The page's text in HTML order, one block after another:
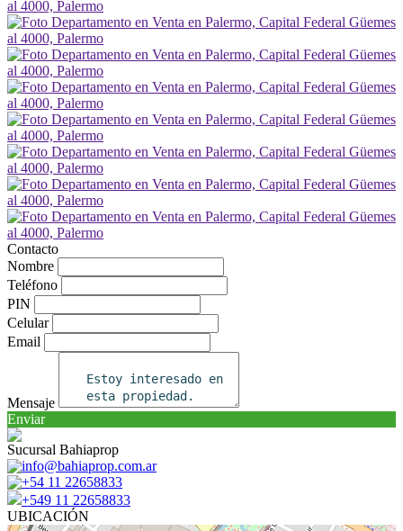
Contacto
Nombre
Teléfono
PIN
Celular
Email
Mensaje
Enviar
Sucursal Bahiaprop
info@bahiaprop.com.ar
+54 11 22658833
+549 11 22658833
UBICACIÓN